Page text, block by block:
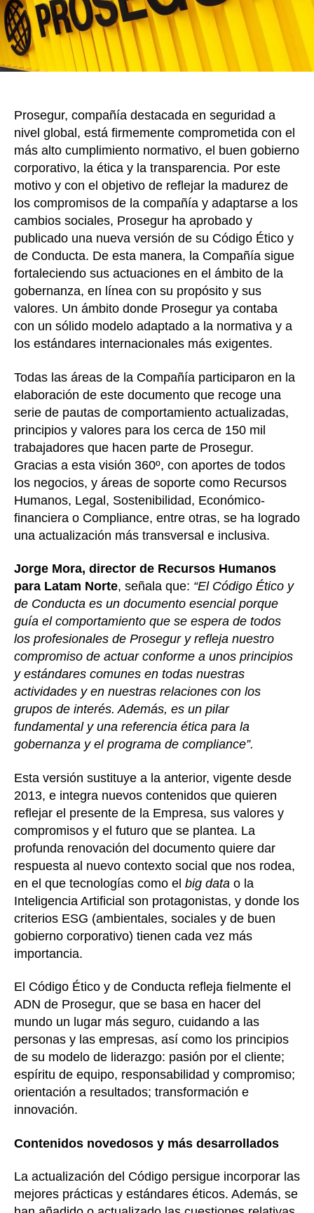
de
Prosegur, compañía destacada en seguridad a
nivel global, está firmemente comprometida con el
más alto cumplimiento normativo, el buen gobierno
corporativo, la ética y la transparencia. Por este
motivo y con el objetivo de reflejar la madurez de
los compromisos de la compañía y adaptarse a los
cambios sociales, Prosegur ha aprobado y
publicado una nueva versión de su Código Ético y
de Conducta. De esta manera, la Compañía sigue
fortaleciendo sus actuaciones en el ámbito de la
gobernanza, en línea con su propósito y sus
valores. Un ámbito donde Prosegur ya contaba
con un sólido modelo adaptado a la normativa y a
los estándares internacionales más exigentes.
Todas las áreas de la Compañía participaron en la
elaboración de este documento que recoge una
serie de pautas de comportamiento actualizadas,
principios y valores para los cerca de 150 mil
trabajadores que hacen parte de Prosegur.
Gracias a esta visión 360º, con aportes de todos
los negocios, y áreas de soporte como Recursos
Humanos, Legal, Sostenibilidad, Económico-
financiera o Compliance, entre otras, se ha logrado
una actualización más transversal e inclusiva.
Jorge Mora, director de Recursos Humanos
para Latam Norte, señala que: “El Código Ético y
de Conducta es un documento esencial porque
guía el comportamiento que se espera de todos
los profesionales de Prosegur y refleja nuestro
compromiso de actuar conforme a unos principios
y estándares comunes en todas nuestras
actividades y en nuestras relaciones con los
grupos de interés. Además, es un pilar
fundamental y una referencia ética para la
gobernanza y el programa de compliance”.
Esta versión sustituye a la anterior, vigente desde
2013, e integra nuevos contenidos que quieren
reflejar el presente de la Empresa, sus valores y
compromisos y el futuro que se plantea. La
profunda renovación del documento quiere dar
respuesta al nuevo contexto social que nos rodea,
en el que tecnologías como el big data o la
Inteligencia Artificial son protagonistas, y donde los
criterios ESG (ambientales, sociales y de buen
gobierno corporativo) tienen cada vez más
importancia.
El Código Ético y de Conducta refleja fielmente el
ADN de Prosegur, que se basa en hacer del
mundo un lugar más seguro, cuidando a las
personas y las empresas, así como los principios
de su modelo de liderazgo: pasión por el cliente;
espíritu de equipo, responsabilidad y compromiso;
orientación a resultados; transformación e
innovación.
Contenidos novedosos y más desarrollados
La actualización del Código persigue incorporar las
mejores prácticas y estándares éticos. Además, se